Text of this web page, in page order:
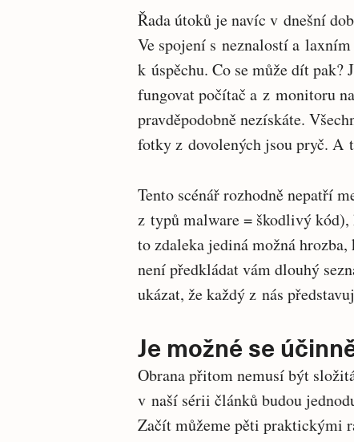
Řada útoků je navíc v dnešní
Ve spojení s neznalostí a
k úspěchu. Co se může dít pak?
fungovat počítač a z monitoru
pravděpodobně nezískáte.
fotky z dovolených jsou pryč. A
Tento scénář rozhodně nepatří
z typů malware = škodlivý
to zdaleka jediná možná
není předkládat vám dlouhý
ukázat, že každý z nás
Je možné se
Obrana přitom nemusí být
v naší sérii článků budou
Začít můžeme pěti praktickými